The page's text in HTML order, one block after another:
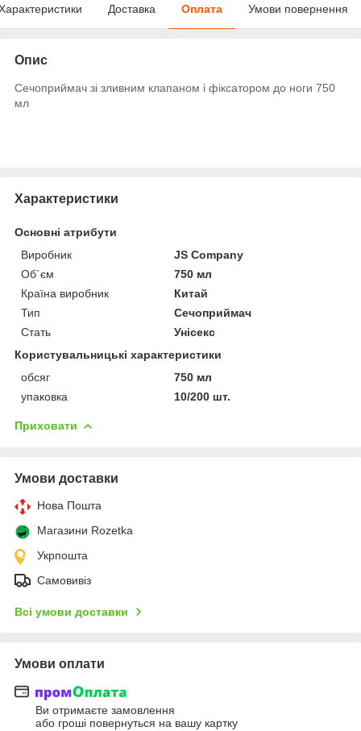
Доставка Оплата Умови повернення
Опис
Сечоприймач зі зливним клапаном і фіксатором до ноги 750
мл
Характеристики
Основні атрибути
Виробник
JS Company
Об`єм
750 мл
Країна виробник
Китай
Тип
Сечоприймач
Стать
Унісекс
Користувальницькі характеристики
обсяг
750 мл
упаковка
10/200 шт.
Приховати
Умови доставки
Нова Пошта
Магазини Rozetka
Укрпошта
Самовивіз
Всі умови доставки
Умови оплати
Ви отримаєте замовлення
або гроші повернуться на вашу картку